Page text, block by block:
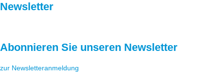
Newsletter
Abonnieren Sie unseren Newsletter
zur Newsletteranmeldung